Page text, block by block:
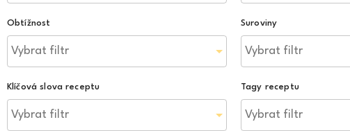
Obtížnost Suroviny
Klíčová slova receptu Tagy receptu